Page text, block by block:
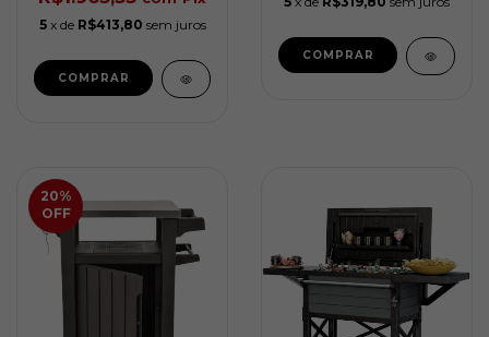
5 x de R$413,80 sem juros
20%
OFF